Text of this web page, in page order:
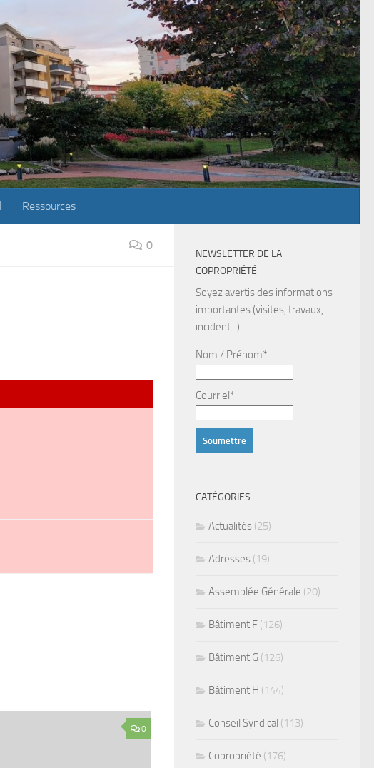
Ressources
0
0
NEWSLETTER DE LA
COPROPRIÉTÉ
Soyez avertis des informations
importantes (visites, travaux,
incident...)
Nom / Prénom*
Courriel*
CATÉGORIES
Actualités (25)
Adresses (19)
Assemblée Générale (20)
Bâtiment F (126)
Bâtiment G (126)
Bâtiment H (144)
Conseil Syndical (113)
Copropriété (176)